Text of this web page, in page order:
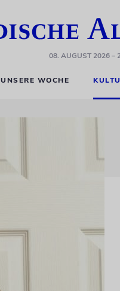
08. AUGUST 2026–
UNSERE WOCHE